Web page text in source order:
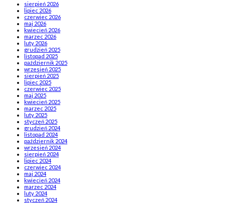
sierpień 2026
lipiec 2026
czerwiec 2026
maj 2026
kwiecień 2026
marzec 2026
luty 2026
grudzień 2025
listopad 2025
październik 2025
wrzesień 2025
sierpień 2025
lipiec 2025
czerwiec 2025
maj 2025
kwiecień 2025
marzec 2025
luty 2025
styczeń 2025
grudzień 2024
listopad 2024
październik 2024
wrzesień 2024
sierpień 2024
lipiec 2024
czerwiec 2024
maj 2024
kwiecień 2024
marzec 2024
luty 2024
styczeń 2024